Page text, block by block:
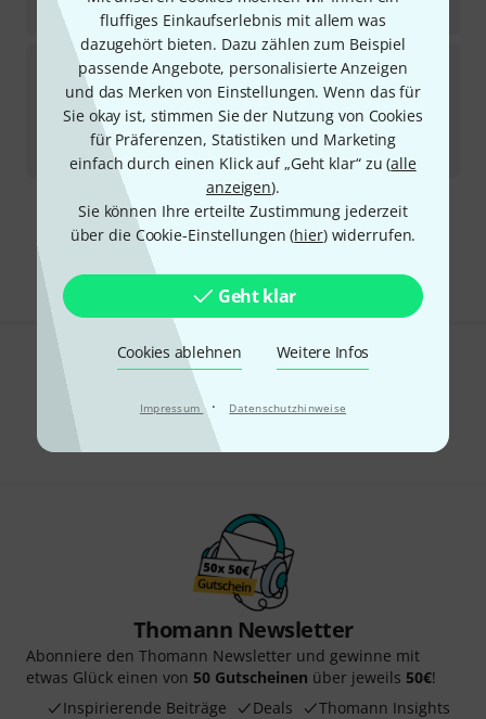
fluffiges Einkaufserlebnis mit allem was
dazugehört bieten. Dazu zählen zum Beispiel
passende Angebote, personalisierte Anzeigen
und das Merken von Einstellungen. Wenn das für
Sie okay ist, stimmen Sie der Nutzung von Cookies
für Präferenzen, Statistiken und Marketing
einfach durch einen Klick auf „Geht klar“ zu (alle
anzeigen).
Sie können Ihre erteilte Zustimmung jederzeit
über die Cookie-Einstellungen (hier) widerrufen.
Geht klar
Cookies ablehnen Weitere Infos
Impressum · Datenschutzhinweise
30-Tage-Bestpreis : 315
Showtec LED Par 64 Short Q4-18 B-Stock
1
Sofort lieferbar
169 €
30-Tage-Bestpreis 179 €
-6%
Alle Preise inkl. MwSt.
Gefällt Ihnen, was Sie sehen?
Teilen
Thomann Newsletter
Abonniere den Thomann Newsletter und gewinne mit
etwas Glück einen von 50 Gutscheinen über jeweils 50€!
Inspirierende Beiträge
Deals Thomann Insights